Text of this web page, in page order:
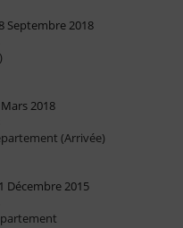
Septembre 2018
2018
(Arrivée)
Décembre 2015